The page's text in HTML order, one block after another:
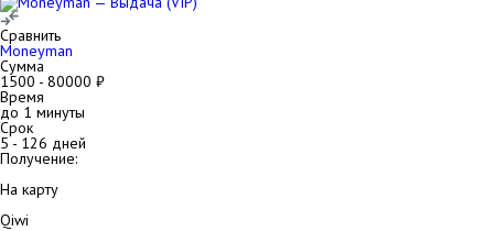
Сравнить
Moneyman
Сумма
1500 - 80000 ₽
Время
до 1 минуты
Срок
5- 126 дней
Получение:
На карту
Qiwi